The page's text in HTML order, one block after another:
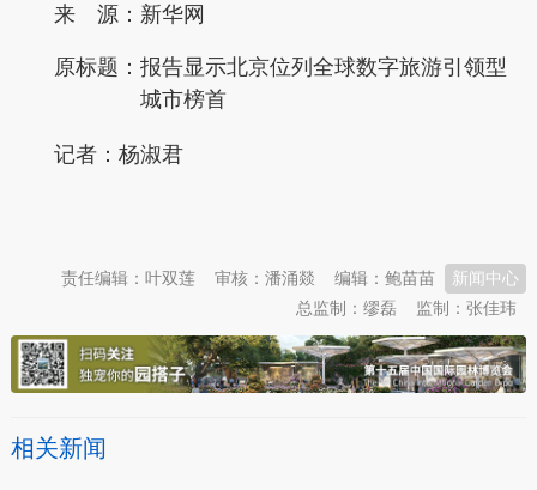
来 源：新华网
原标题： 报告显示北京位列全球数字旅游引领型
城市榜首
记者：杨淑君
新闻中心
编辑：鲍苗苗
审核：潘涌燚
责任编辑：叶双莲
监制：张佳玮
总监制：缪磊
相关新闻